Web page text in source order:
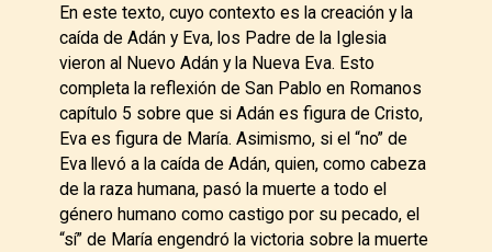
En este texto, cuyo contexto es la creación y la
caída de Adán y Eva, los Padre de la Iglesia
vieron al Nuevo Adán y la Nueva Eva. Esto
completa la reflexión de San Pablo en Romanos
capítulo 5 sobre que si Adán es figura de Cristo,
Eva es figura de María. Asimismo, si el “no” de
Eva llevó a la caída de Adán, quien, como cabeza
de la raza humana, pasó la muerte a todo el
género humano como castigo por su pecado, el
“sí” de María engendró la victoria sobre la muerte